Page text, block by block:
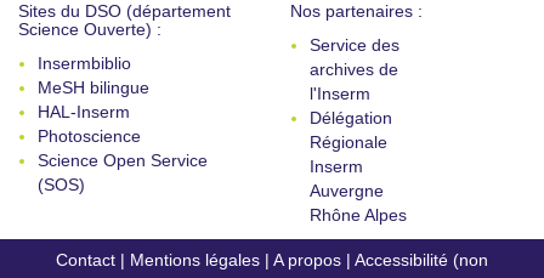
Sites du DSO (département
Science Ouverte) :
Insermbiblio
MeSH bilingue
HAL-Inserm
Photoscience
Science Open Service
(SOS)
Nos partenaires :
Service des
archives de
l'Inserm
Délégation
Régionale
Inserm
Auvergne
Rhône Alpes
Contact | Mentions légales | A propos | Accessibilité (non